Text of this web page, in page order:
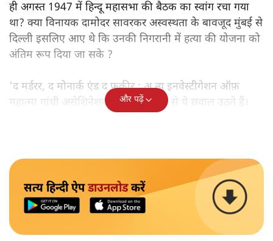
ही अगस्त 1947 में हिन्दू महासभा की बैठक का स्वांग रचा गया
था? क्या विनायक दामोदर सावरकर अस्वस्थता के बावजूद मुंबई से
दिल्ली इसलिए आए थे कि उनकी निगरानी में हत्या की योजना को
अंतिम रूप दिया जा सके ?
'द मर्डरर, द मोनार्क एंड द फ़कीर : अ न्यू इनवेस्टीगेशन ऑफ़
महात्मा गांधी असेशिनेशन' नामक किताब से ये सवाल उठते हैं।
और पढ़ें
सत्य हिन्दी ऐपडाउनलोडकरें